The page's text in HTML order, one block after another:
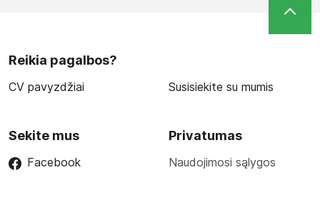
Reikia pagalbos?
CV pavyzdžiai Susisiekite su mumis
Sekite mus
Facebook
Privatumas
Naudojimosi sąlygos